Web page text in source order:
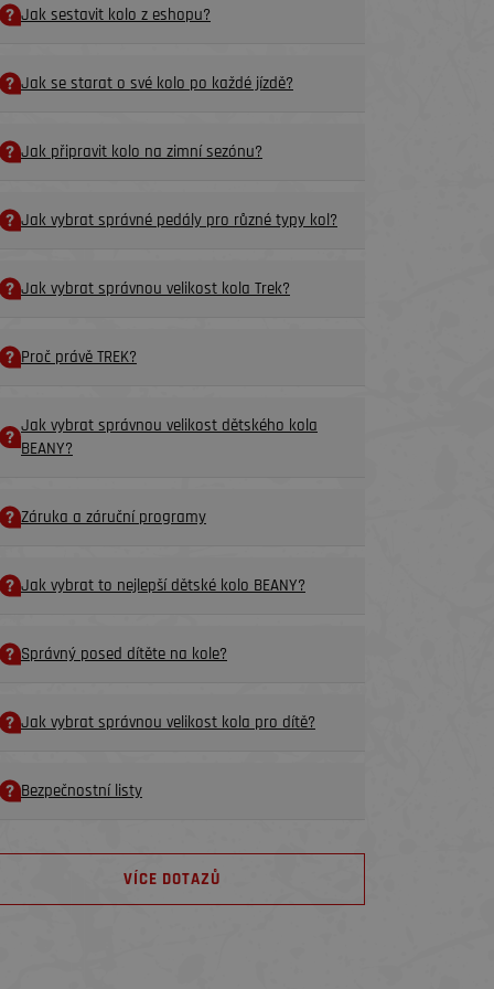
Jak sestavit kolo z eshopu?
Jak se starat o své kolo po každé jízdě?
Jak připravit kolo na zimní sezónu?
Jak vybrat správné pedály pro různé typy kol?
Jak vybrat správnou velikost kola Trek?
Proč právě TREK?
Jak vybrat správnou velikost dětského kola
BEANY?
Záruka a záruční programy
Jak vybrat to nejlepší dětské kolo BEANY?
Správný posed dítěte na kole?
Jak vybrat správnou velikost kola pro dítě?
Bezpečnostní listy
VÍCE DOTAZŮ